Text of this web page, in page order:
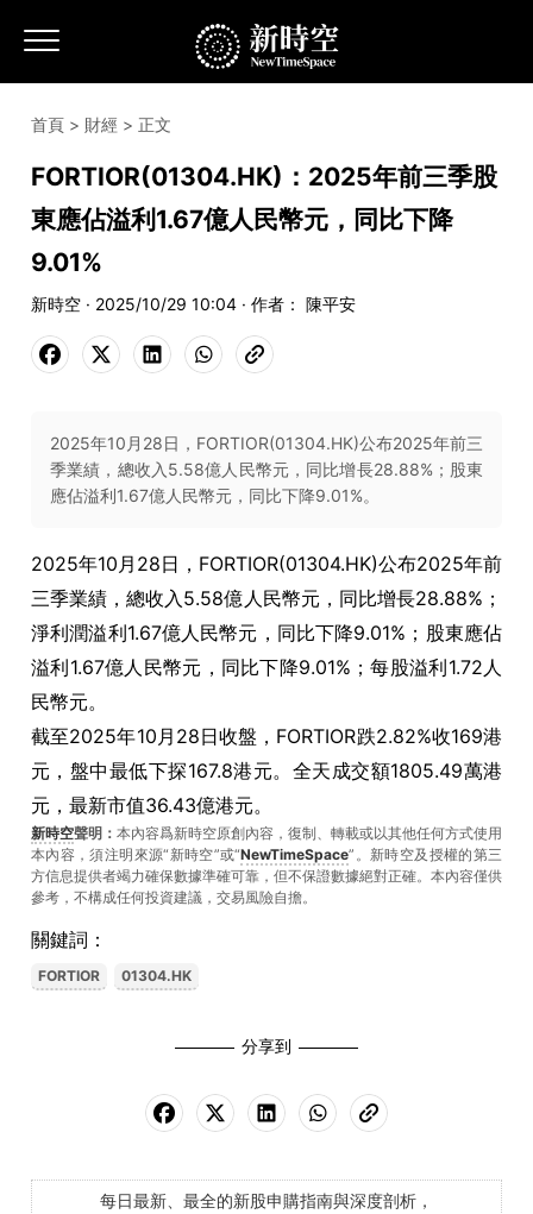
首頁 > 財經 > 正文
FORTIOR(01304.HK)：2025年前三季股
東應佔溢利1.67億人民幣元，同比下降
9.01%
新時空 · 2025/10/29 10:04 · 作者： 陳平安
2025年10月28日，FORTIOR(01304.HK)公布2025年前三
季業績，總收入5.58億人民幣元，同比增長28.88%；股東
應佔溢利1.67億人民幣元，同比下降9.01%。
2025年10月28日，FORTIOR(01304.HK)公布2025年前
三季業績，總收入5.58億人民幣元，同比增長28.88%；
淨利潤溢利1.67億人民幣元，同比下降9.01%；股東應佔
溢利1.67億人民幣元，同比下降9.01%；每股溢利1.72人
民幣元。
截至2025年10月28日收盤，FORTIOR跌2.82%收169港
元，盤中最低下探167.8港元。全天成交額1805.49萬港
元，最新市值36.43億港元。
新時空聲明： 本內容爲新時空原創內容，復制、轉載或以其他任何方式使用
本內容，須注明來源“新時空”或“NewTimeSpace”。新時空及授權的第三
方信息提供者竭力確保數據準確可靠，但不保證數據絕對正確。本內容僅供
參考，不構成任何投資建議，交易風險自擔。
關鍵詞：
FORTIOR 01304.HK
分享到
每日最新、最全的新股申購指南與深度剖析，